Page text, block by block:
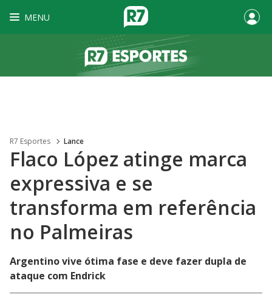
MENU
R7 Esportes Lance
Flaco López atinge marca
expressiva e se
transforma em referência
no Palmeiras
Argentino vive ótima fase e deve fazer dupla de
ataque com Endrick